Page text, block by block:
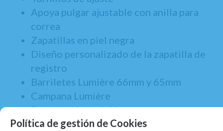
Apoya pulgar ajustable con anilla para
correa
Zapatillas en piel negra
Diseño personalizado de la zapatilla de
registro
Barriletes Lumière 66mm y 65mm
Campana Lumière
Boquilla No incluída
Estuche BAM tipo mochila
Política de gestión de Cookies